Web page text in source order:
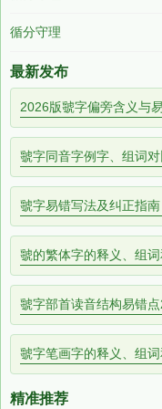
循分守理
最新发布
2026版虢字偏旁含义与
虢字同音字例字、组词
虢字易错写法及纠正指南
虢的繁体字的释义、组
虢字部首读音结构易错
虢字笔画字的释义、组
精准推荐